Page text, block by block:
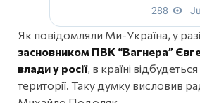
Як повідомляли Ми-Україна, у разі
засновником ПВК “Вагнера”
влади у росії, в країні
території. Таку думку висловив